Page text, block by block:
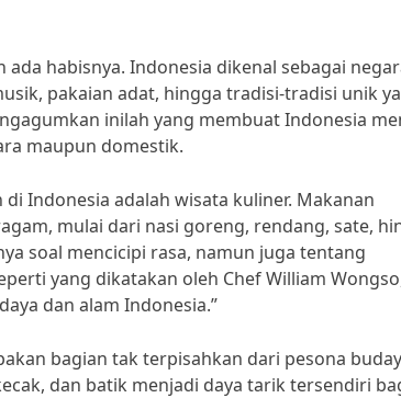
habisnya. Indonesia dikenal sebagai
pakaian adat, hingga tradisi-tradisi unik
inilah yang membuat Indonesia
maupun domestik.
Indonesia adalah wisata kuliner. Makanan
mulai dari nasi goreng, rendang, sate,
soal mencicipi rasa, namun juga tentang
yang dikatakan oleh Chef William
dan alam Indonesia.”
bagian tak terpisahkan dari pesona
dan batik menjadi daya tarik tersendiri